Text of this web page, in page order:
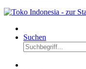
Suchen